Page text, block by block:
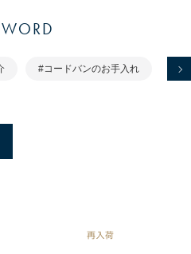
#コードバンのお手入れ